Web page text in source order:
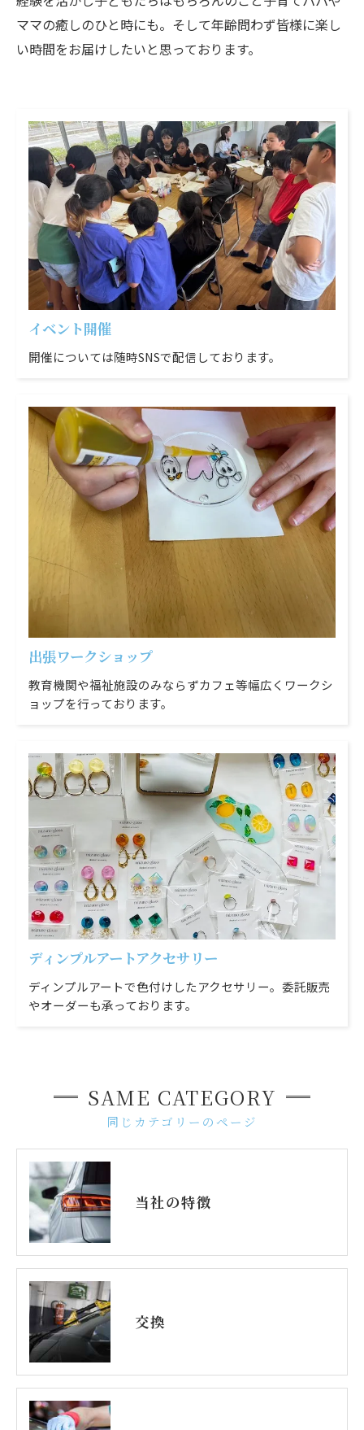
ママの癒しのひと時にも。そして年齢問わず皆様に楽し
い時間をお届けしたいと思っております。
イベント開催
開催については随時SNSで配信しております。
出張ワークショップ
教育機関や福祉施設のみならずカフェ等幅広くワークシ
ョップを行っております。
ディンプルアートアクセサリー
ディンプルアートで色付けしたアクセサリー。委託販売
やオーダーも承っております。
同じカテゴリーのページ
SAME CATEGORY
当社の特徴
交換